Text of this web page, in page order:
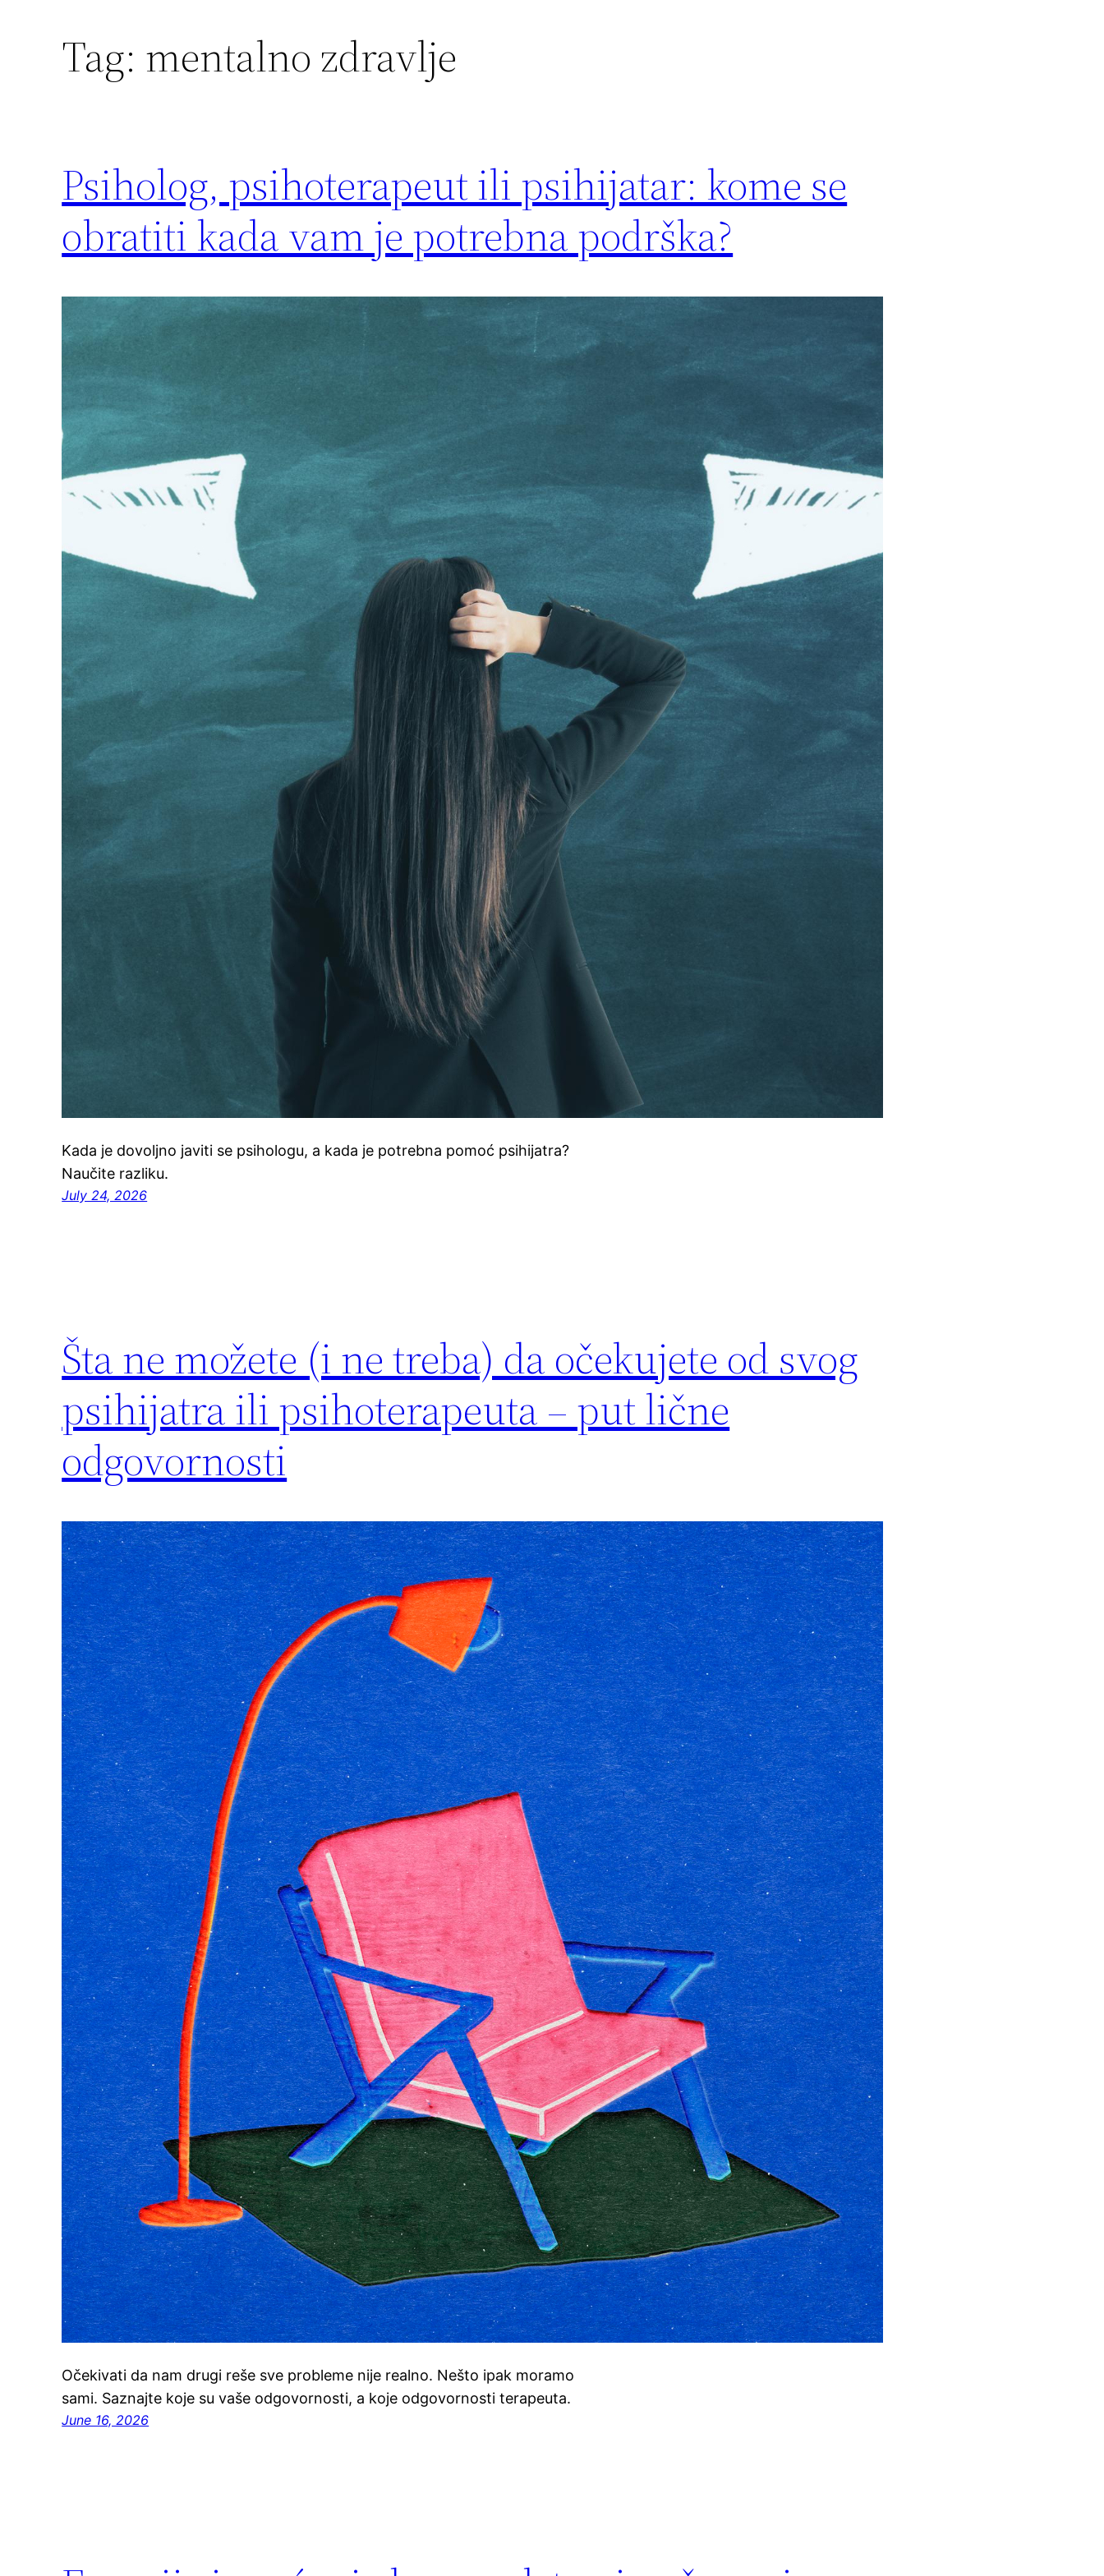
Tag: mentalno zdravlje
Psiholog, psihoterapeut ili psihijatar: kome se
obratiti kada vam je potrebna podrška?
Kada je dovoljno javiti se psihologu, a kada je potrebna pomoć psihijatra?
Naučite razliku.
July 24, 2026
Šta ne možete (i ne treba) da očekujete od svog
psihijatra ili psihoterapeuta – put lične
odgovornosti
Očekivati da nam drugi reše sve probleme nije realno. Nešto ipak moramo
sami. Saznajte koje su vaše odgovornosti, a koje odgovornosti terapeuta.
June 16, 2026